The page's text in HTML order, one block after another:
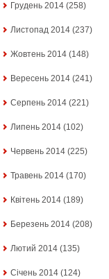
Грудень 2014 (258)
Листопад 2014 (237)
Жовтень 2014 (148)
Вересень 2014 (241)
Серпень 2014 (221)
Липень 2014 (102)
Червень 2014 (225)
Травень 2014 (170)
Квітень 2014 (189)
Березень 2014 (208)
Лютий 2014 (135)
Січень 2014 (124)